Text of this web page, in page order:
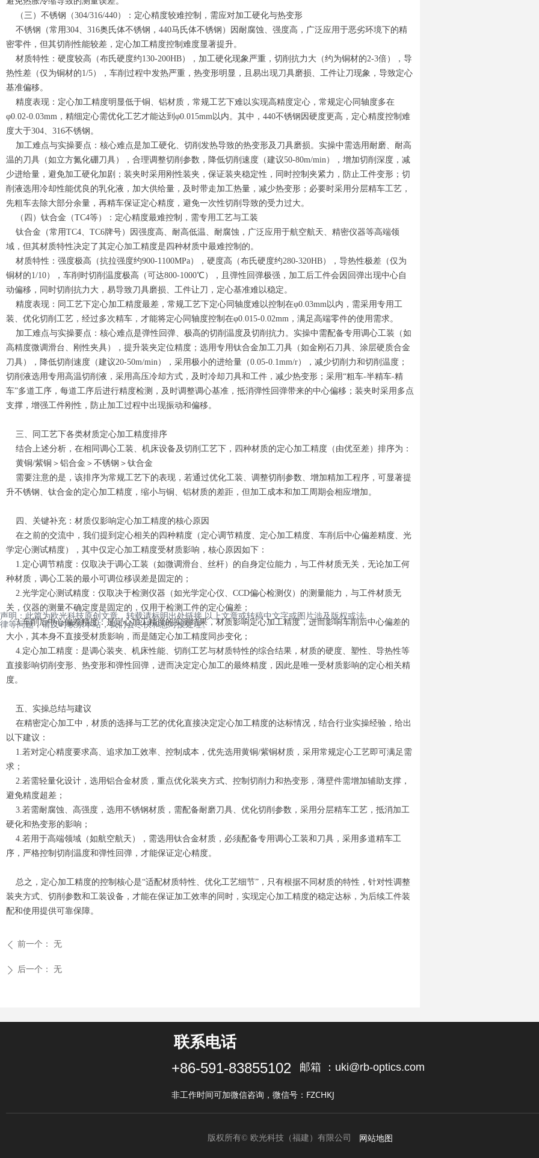
（三）不锈钢（304/316/440）：定心精度较难控制，需应对加工硬化与热变形
不锈钢（常用304、316奥氏体不锈钢，440马氏体不锈钢）因耐腐蚀、强度高，广泛应用于恶劣环境下的精
密零件，但其切削性能较差，定心加工精度控制难度显著提升。
材质特性：硬度较高（布氏硬度约130-200HB），加工硬化现象严重，切削抗力大（约为铜材的2-3倍），导
热性差（仅为铜材的1/5），车削过程中发热严重，热变形明显，且易出现刀具磨损、工件让刀现象，导致定心
基准偏移。
精度表现：定心加工精度明显低于铜、铝材质，常规工艺下难以实现高精度定心，常规定心同轴度多在
φ0.02-0.03mm，精细定心需优化工艺才能达到φ0.015mm以内。其中，440不锈钢因硬度更高，定心精度控制难
度大于304、316不锈钢。
加工难点与实操要点：核心难点是加工硬化、切削发热导致的热变形及刀具磨损。实操中需选用耐磨、耐高
温的刀具（如立方氮化硼刀具），合理调整切削参数，降低切削速度（建议50-80m/min），增加切削深度，减
少进给量，避免加工硬化加剧；装夹时采用刚性装夹，保证装夹稳定性，同时控制夹紧力，防止工件变形；切
削液选用冷却性能优良的乳化液，加大供给量，及时带走加工热量，减少热变形；必要时采用分层精车工艺，
先粗车去除大部分余量，再精车保证定心精度，避免一次性切削导致的受力过大。
（四）钛合金（TC4等）：定心精度最难控制，需专用工艺与工装
钛合金（常用TC4、TC6牌号）因强度高、耐高低温、耐腐蚀，广泛应用于航空航天、精密仪器等高端领
域，但其材质特性决定了其定心加工精度是四种材质中最难控制的。
材质特性：强度极高（抗拉强度约900-1100MPa），硬度高（布氏硬度约280-320HB），导热性极差（仅为
铜材的1/10），车削时切削温度极高（可达800-1000℃），且弹性回弹极强，加工后工件会因回弹出现中心自
动偏移，同时切削抗力大，易导致刀具磨损、工件让刀，定心基准难以稳定。
精度表现：同工艺下定心加工精度最差，常规工艺下定心同轴度难以控制在φ0.03mm以内，需采用专用工
装、优化切削工艺，经过多次精车，才能将定心同轴度控制在φ0.015-0.02mm，满足高端零件的使用需求。
加工难点与实操要点：核心难点是弹性回弹、极高的切削温度及切削抗力。实操中需配备专用调心工装（如
高精度微调滑台、刚性夹具），提升装夹定位精度；选用专用钛合金加工刀具（如金刚石刀具、涂层硬质合金
刀具），降低切削速度（建议20-50m/min），采用极小的进给量（0.05-0.1mm/r），减少切削力和切削温度；
切削液选用专用高温切削液，采用高压冷却方式，及时冷却刀具和工件，减少热变形；采用“粗车-半精车-精
车”多道工序，每道工序后进行精度检测，及时调整调心基准，抵消弹性回弹带来的中心偏移；装夹时采用多点
支撑，增强工件刚性，防止加工过程中出现振动和偏移。
三、同工艺下各类材质定心加工精度排序
结合上述分析，在相同调心工装、机床设备及切削工艺下，四种材质的定心加工精度（由优至差）排序为：
黄铜/紫铜＞铝合金＞不锈钢＞钛合金
需要注意的是，该排序为常规工艺下的表现，若通过优化工装、调整切削参数、增加精加工程序，可显著提
升不锈钢、钛合金的定心加工精度，缩小与铜、铝材质的差距，但加工成本和加工周期会相应增加。
四、关键补充：材质仅影响定心加工精度的核心原因
在之前的交流中，我们提到定心相关的四种精度（定心调节精度、定心加工精度、车削后中心偏差精度、光
学定心测试精度），其中仅定心加工精度受材质影响，核心原因如下：
1.定心调节精度：仅取决于调心工装（如微调滑台、丝杆）的自身定位能力，与工件材质无关，无论加工何
种材质，调心工装的最小可调位移误差是固定的；
2.光学定心测试精度：仅取决于检测仪器（如光学定心仪、CCD偏心检测仪）的测量能力，与工件材质无
关，仪器的测量不确定度是固定的，仅用于检测工件的定心偏差；
3.车削后中心偏差精度：是定心加工精度的实测结果，材质影响定心加工精度，进而影响车削后中心偏差的
大小，其本身不直接受材质影响，而是随定心加工精度同步变化；
4.定心加工精度：是调心装夹、机床性能、切削工艺与材质特性的综合结果，材质的硬度、塑性、导热性等
直接影响切削变形、热变形和弹性回弹，进而决定定心加工的最终精度，因此是唯一受材质影响的定心相关精
度。
五、实操总结与建议
在精密定心加工中，材质的选择与工艺的优化直接决定定心加工精度的达标情况，结合行业实操经验，给出
以下建议：
1.若对定心精度要求高、追求加工效率、控制成本，优先选用黄铜/紫铜材质，采用常规定心工艺即可满足需
求；
2.若需轻量化设计，选用铝合金材质，重点优化装夹方式、控制切削力和热变形，薄壁件需增加辅助支撑，
避免精度超差；
3.若需耐腐蚀、高强度，选用不锈钢材质，需配备耐磨刀具、优化切削参数，采用分层精车工艺，抵消加工
硬化和热变形的影响；
4.若用于高端领域（如航空航天），需选用钛合金材质，必须配备专用调心工装和刀具，采用多道精车工
序，严格控制切削温度和弹性回弹，才能保证定心精度。
总之，定心加工精度的控制核心是“适配材质特性、优化工艺细节”，只有根据不同材质的特性，针对性调整
装夹方式、切削参数和工装设备，才能在保证加工效率的同时，实现定心加工精度的稳定达标，为后续工件装
配和使用提供可靠保障。
ꄴ 前一个： 无
ꄲ 后一个： 无
声明：此篇为欧光科技原创文章，转载请标明出处链接,以上文章或转稿中文字或图片涉及版权或法
律等问题，请及时联系本站，我们会尽快和您对接处理。
邮箱 ：uki@rb-optics.com
+86-591-83855102
联系电话
非工作时间可加微信咨询，微信号：FZCHKJ
版权所有© 欧光科技（福建）有限公司 网站地图